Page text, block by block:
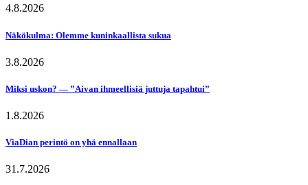
4.8.2026
Näkökulma: Olemme kuninkaallista sukua
3.8.2026
Miksi uskon? — ”Aivan ihmeellisiä juttuja tapahtui”
1.8.2026
ViaDian perintö on yhä ennallaan
31.7.2026